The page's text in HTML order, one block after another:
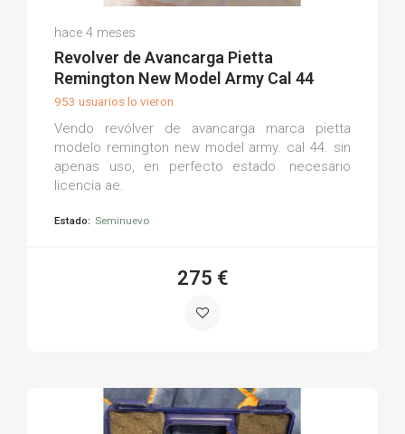
hace 4 meses
Revolver de Avancarga Pietta
Remington New Model Army Cal 44
953 usuarios lo vieron
Vendo revólver de avancarga marca pietta
modelo remington new model army. cal 44. sin
apenas uso, en perfecto estado. necesario
licencia ae.
Estado: Seminuevo
275 €